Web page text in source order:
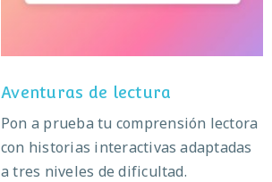
Aventuras de lectura
Pon a prueba tu comprensión lectora
con historias interactivas adaptadas
a tres niveles de dificultad.